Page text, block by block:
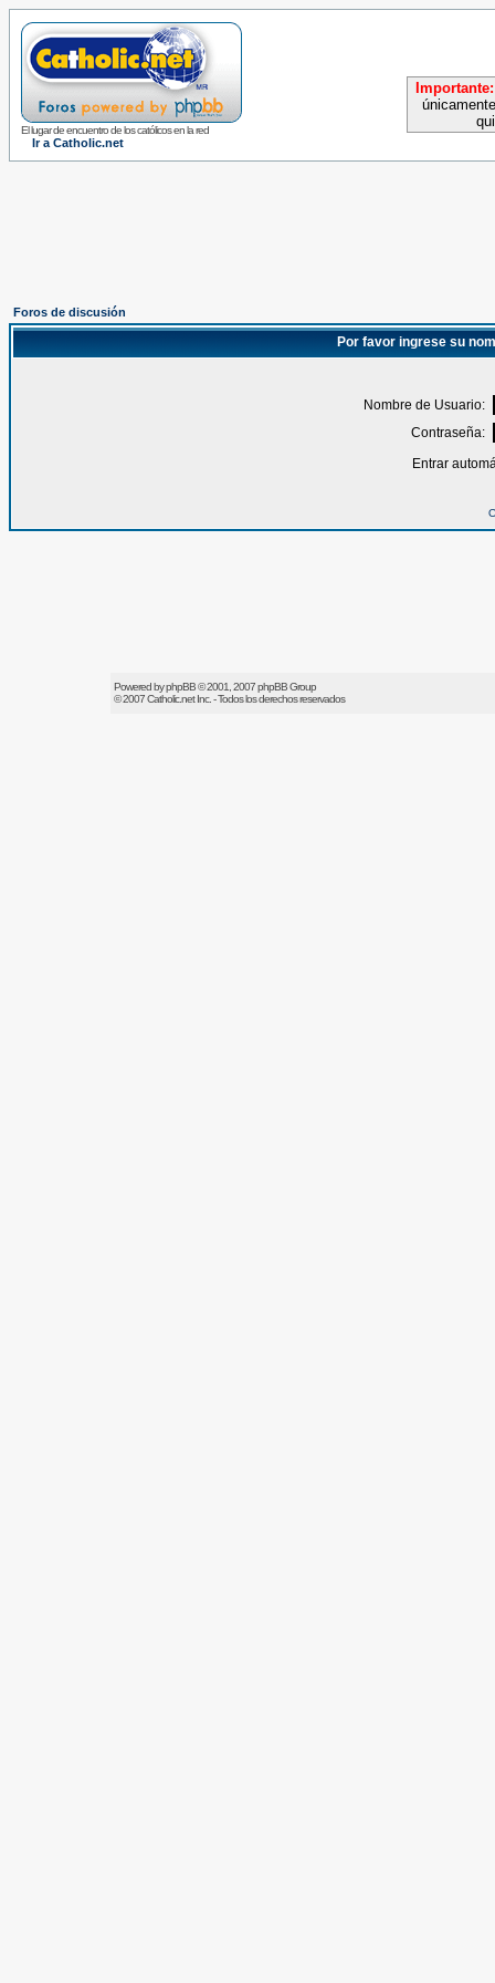
El lugar de encuentro de los católicos en la red
Ir a Catholic.net
Importante:
Foros de discusión
Por favor ingrese su
Nombre de Usuario:
Contraseña:
Entrar
Powered byphpBB© 2001, 2007 phpBB Group
© 2007Catholic.netInc. - Todos los derechos reservados